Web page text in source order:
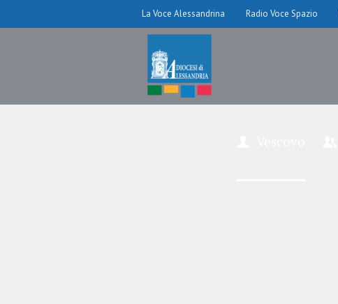
La Voce Alessandrina Radio Voce Spazio